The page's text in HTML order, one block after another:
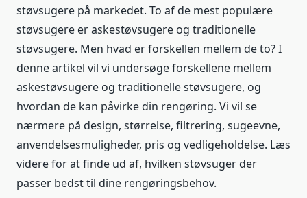
støvsugere på markedet. To af de mest populære
støvsugere er askestøvsugere og traditionelle
støvsugere. Men hvad er forskellen mellem de to? I
denne artikel vil vi undersøge forskellene mellem
askestøvsugere og traditionelle støvsugere, og
hvordan de kan påvirke din rengøring. Vi vil se
nærmere på design, størrelse, filtrering, sugeevne,
anvendelsesmuligheder, pris og vedligeholdelse. Læs
videre for at finde ud af, hvilken støvsuger der
passer bedst til dine rengøringsbehov.